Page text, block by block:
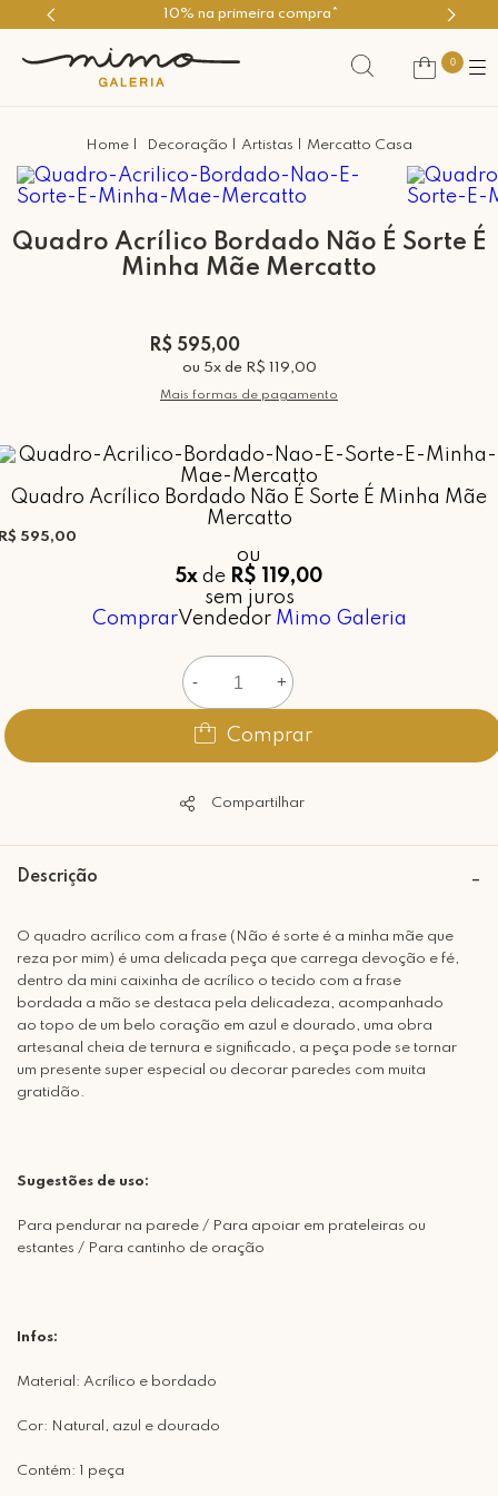
compra* Use o cupom
0
Decoração Artistas Mercatto Casa
Quadro Acrílico Bordado Não É Sorte É
Minha Mãe Mercatto
R$ 595,00
ou 5xde R$ 119,00
Mais formas de pagamento
Quadro Acrílico Bordado Não É Sorte É Minha Mãe
Mercatto
595,00
ou
5x de R$ 119,00
sem juros
ComprarVendedor Mimo Galeria
- +
Comprar
Compartilhar
Descrição
O quadro acrílico com a frase (Não é sorte é a minha mãe que
reza por mim) é uma delicada peça que carrega devoção e fé,
dentro da mini caixinha de acrílico o tecido com a frase
bordada a mão se destaca pela delicadeza, acompanhado
ao topo de um belo coração em azul e dourado, uma obra
artesanal cheia de ternura e significado, a peça pode se tornar
um presente super especial ou decorar paredes com muita
gratidão.
Sugestões de uso:
Para pendurar na parede / Para apoiar em prateleiras ou
estantes / Para cantinho de oração
Infos:
Material: Acrílico e bordado
Cor: Natural, azul e dourado
Contém: 1 peça